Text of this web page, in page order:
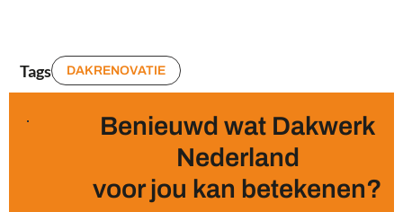
Tags DAKRENOVATIE
Benieuwd wat Dakwerk
Nederland
voor jou kan betekenen?